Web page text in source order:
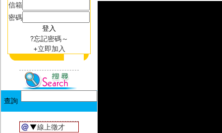
信箱
密碼
?忘記密碼～
+立即加入
▼線上徵才